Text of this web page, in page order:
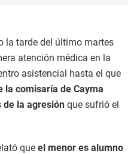
la tarde del último martes
atención médica en la
asistencial hasta el que
la comisaría de Cayma
la agresión que sufrió el
que el menor es alumno